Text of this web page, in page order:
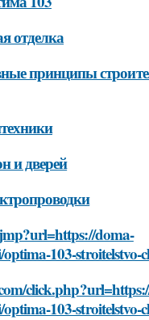
отделка
принципы
и дверей
doma-
103-stroitelstvo-
103-stroitelstvo-